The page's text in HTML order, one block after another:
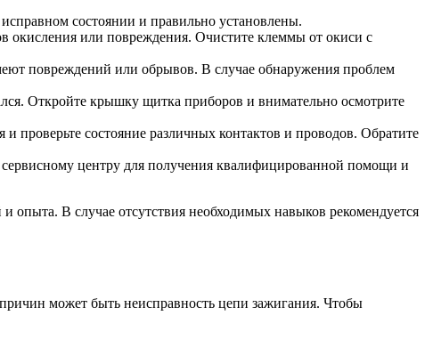
состоянии и правильно установлены.
окисления или повреждения. Очистите клеммы от окиси с
повреждений или обрывов. В случае обнаружения проблем
Откройте крышку щитка приборов и внимательно осмотрите
проверьте состояние различных контактов и проводов. Обратите
центру для получения квалифицированной помощи и
опыта. В случае отсутствия необходимых навыков рекомендуется
может быть неисправность цепи зажигания. Чтобы